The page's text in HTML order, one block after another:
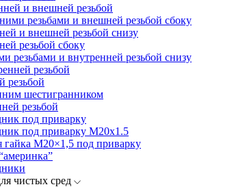
и внешней резьбой
резьбами и внешней резьбой сбоку
и внешней резьбой снизу
резьбой сбоку
резьбами и внутренней резьбой снизу
резьбой
резьбой
шестигранником
резьбой
под приварку
под приварку М20х1.5
гайка M20×1,5 под приварку
чистых сред